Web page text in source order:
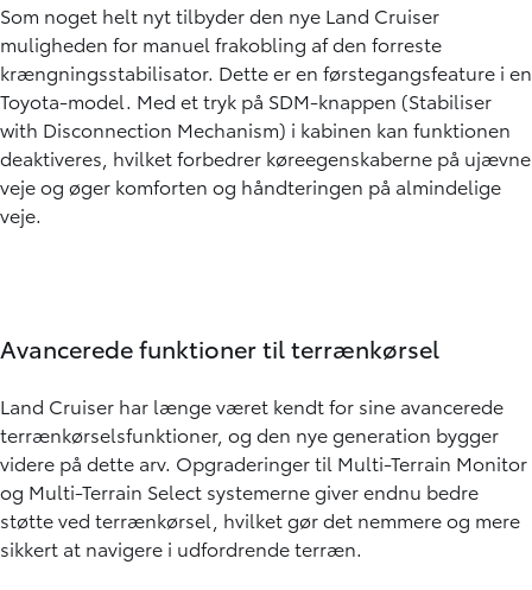
Som noget helt nyt tilbyder den nye Land Cruiser
muligheden for manuel frakobling af den forreste
krængningsstabilisator. Dette er en førstegangsfeature i en
Toyota-model. Med et tryk på SDM-knappen (Stabiliser
with Disconnection Mechanism) i kabinen kan funktionen
deaktiveres, hvilket forbedrer køreegenskaberne på ujævne
veje og øger komforten og håndteringen på almindelige
veje.
Avancerede funktioner til terrænkørsel
Land Cruiser har længe været kendt for sine avancerede
terrænkørselsfunktioner, og den nye generation bygger
videre på dette arv. Opgraderinger til Multi-Terrain Monitor
og Multi-Terrain Select systemerne giver endnu bedre
støtte ved terrænkørsel, hvilket gør det nemmere og mere
sikkert at navigere i udfordrende terræn.